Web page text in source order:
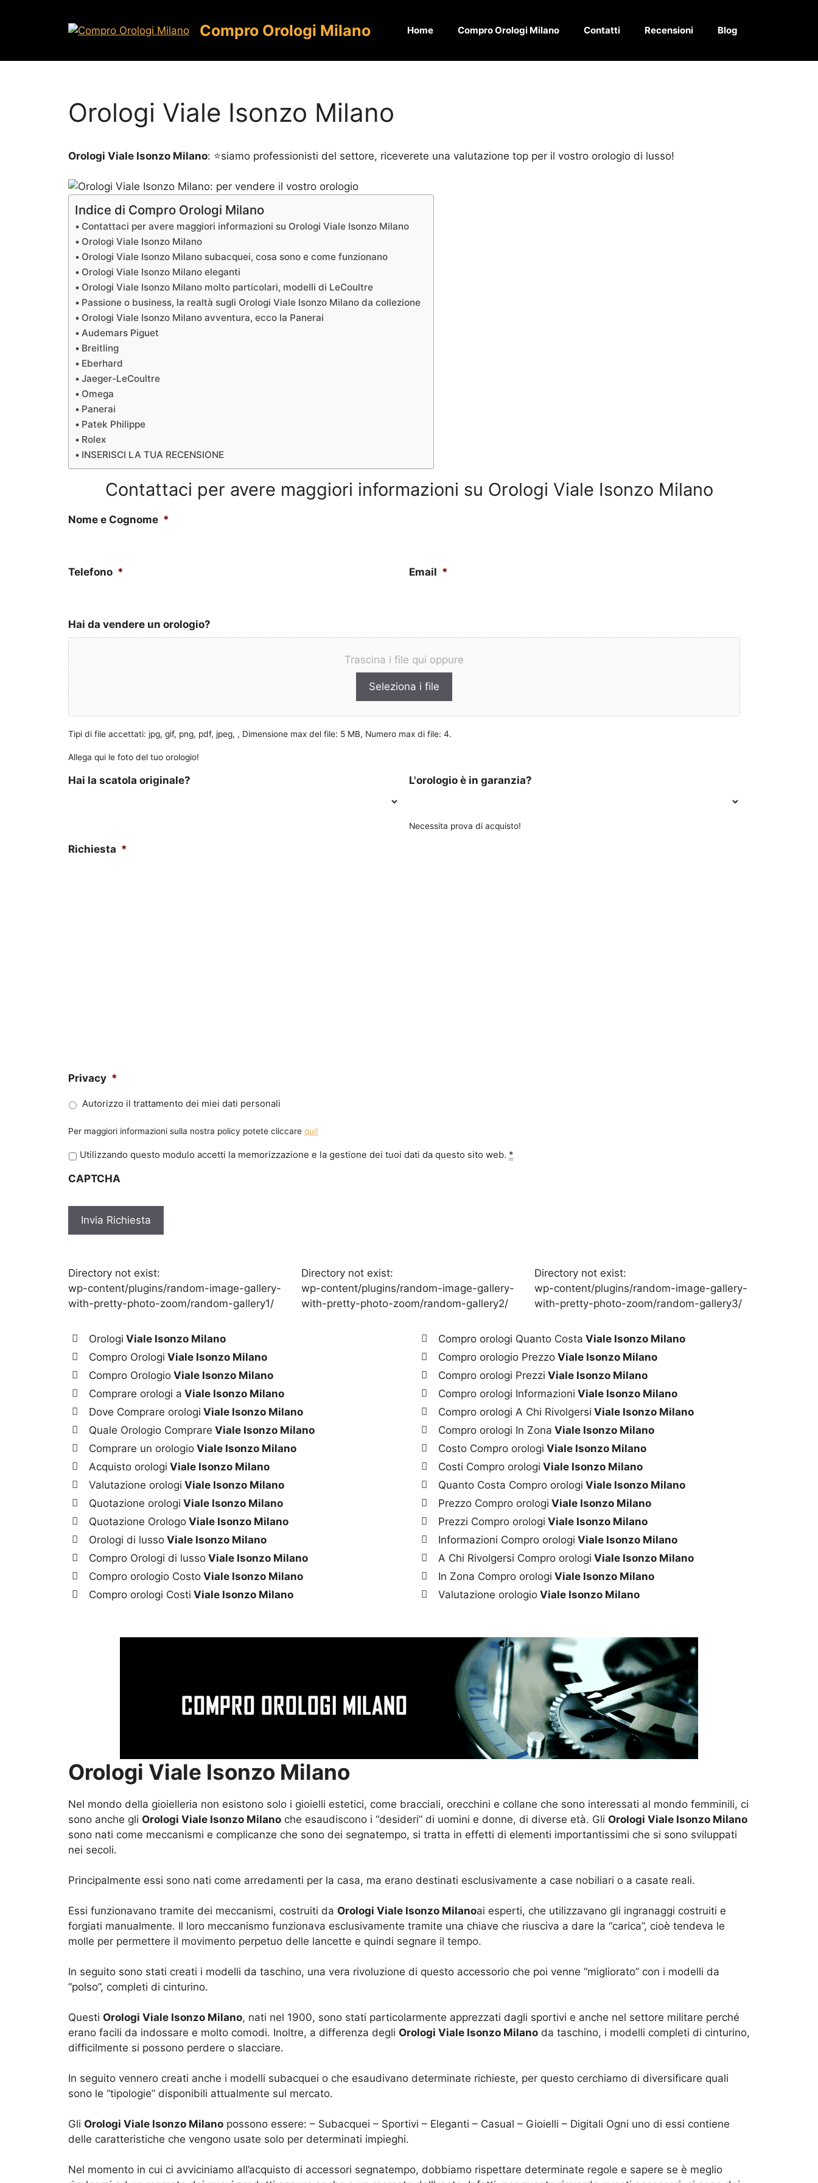
Compro Orologi Milano Home Compro Orologi Milano Contatti Recensioni Blog
Orologi Viale Isonzo Milano
Orologi Viale Isonzo Milano: ⭐siamo professionisti del settore, riceverete una valutazione top per il vostro orologio di lusso!
Indice di Compro Orologi Milano
Contattaci per avere maggiori informazioni su Orologi Viale Isonzo Milano
Orologi Viale Isonzo Milano
Orologi Viale Isonzo Milano subacquei, cosa sono e come funzionano
Orologi Viale Isonzo Milano eleganti
Orologi Viale Isonzo Milano molto particolari, modelli di LeCoultre
Passione o business, la realtà sugli Orologi Viale Isonzo Milano da collezione
Orologi Viale Isonzo Milano avventura, ecco la Panerai
Audemars Piguet
Breitling
Eberhard
Jaeger-LeCoultre
Omega
Panerai
Patek Philippe
Rolex
INSERISCI LA TUA RECENSIONE
Contattaci per avere maggiori informazioni su Orologi Viale Isonzo Milano
Nome e Cognome *
Telefono * Email *
Hai da vendere un orologio?
Trascina i file qui oppure
Seleziona i file
Tipi di file accettati: jpg, gif, png, pdf, jpeg, , Dimensione max del file: 5 MB, Numero max di file: 4.
Allega qui le foto del tuo orologio!
Hai la scatola originale? L'orologio è in garanzia?
Necessita prova di acquisto!
Richiesta *
Privacy *
Autorizzo il trattamento dei miei dati personali
Per maggiori informazioni sulla nostra policy potete cliccare qui!
P
i
a
y
Utilizzando questo modulo accetti la memorizzazione e la gestione dei tuoi dati da questo sito web. *
CAPTCHA
Directory not exist:
wp-content/plugins/random-image-gallery-
with-pretty-photo-zoom/random-gallery1/
Directory not exist:
wp-content/plugins/random-image-gallery-
with-pretty-photo-zoom/random-gallery2/
Directory not exist:
wp-content/plugins/random-image-gallery-
with-pretty-photo-zoom/random-gallery3/
Orologi Viale Isonzo Milano
Compro Orologi Viale Isonzo Milano
Compro Orologio Viale Isonzo Milano
Comprare orologi a Viale Isonzo Milano
Dove Comprare orologi Viale Isonzo Milano
Quale Orologio Comprare Viale Isonzo Milano
Comprare un orologio Viale Isonzo Milano
Acquisto orologi Viale Isonzo Milano
Valutazione orologi Viale Isonzo Milano
Quotazione orologi Viale Isonzo Milano
Quotazione Orologo Viale Isonzo Milano
Orologi di lusso Viale Isonzo Milano
Compro Orologi di lusso Viale Isonzo Milano
Compro orologio Costo Viale Isonzo Milano
Compro orologi Costi Viale Isonzo Milano
Compro orologi Quanto Costa Viale Isonzo Milano
Compro orologio Prezzo Viale Isonzo Milano
Compro orologi Prezzi Viale Isonzo Milano
Compro orologi Informazioni Viale Isonzo Milano
Compro orologi A Chi Rivolgersi Viale Isonzo Milano
Compro orologi In Zona Viale Isonzo Milano
Costo Compro orologi Viale Isonzo Milano
Costi Compro orologi Viale Isonzo Milano
Quanto Costa Compro orologi Viale Isonzo Milano
Prezzo Compro orologi Viale Isonzo Milano
Prezzi Compro orologi Viale Isonzo Milano
Informazioni Compro orologi Viale Isonzo Milano
A Chi Rivolgersi Compro orologi Viale Isonzo Milano
In Zona Compro orologi Viale Isonzo Milano
Valutazione orologio Viale Isonzo Milano
Orologi Viale Isonzo Milano
Nel mondo della gioielleria non esistono solo i gioielli estetici, come bracciali, orecchini e collane che sono interessati al mondo femminili, ci
sono anche gli Orologi Viale Isonzo Milano che esaudiscono i “desideri” di uomini e donne, di diverse età. Gli Orologi Viale Isonzo Milano
sono nati come meccanismi e complicanze che sono dei segnatempo, si tratta in effetti di elementi importantissimi che si sono sviluppati
nei secoli.
Principalmente essi sono nati come arredamenti per la casa, ma erano destinati esclusivamente a case nobiliari o a casate reali.
Essi funzionavano tramite dei meccanismi, costruiti da Orologi Viale Isonzo Milanoai esperti, che utilizzavano gli ingranaggi costruiti e
forgiati manualmente. Il loro meccanismo funzionava esclusivamente tramite una chiave che riusciva a dare la “carica”, cioè tendeva le
molle per permettere il movimento perpetuo delle lancette e quindi segnare il tempo.
In seguito sono stati creati i modelli da taschino, una vera rivoluzione di questo accessorio che poi venne “migliorato” con i modelli da
“polso”, completi di cinturino.
Questi Orologi Viale Isonzo Milano, nati nel 1900, sono stati particolarmente apprezzati dagli sportivi e anche nel settore militare perché
erano facili da indossare e molto comodi. Inoltre, a differenza degli Orologi Viale Isonzo Milano da taschino, i modelli completi di cinturino,
difficilmente si possono perdere o slacciare.
In seguito vennero creati anche i modelli subacquei o che esaudivano determinate richieste, per questo cerchiamo di diversificare quali
sono le “tipologie” disponibili attualmente sul mercato.
Gli Orologi Viale Isonzo Milano possono essere: – Subacquei – Sportivi – Eleganti – Casual – Gioielli – Digitali Ogni uno di essi contiene
delle caratteristiche che vengono usate solo per determinati impieghi.
Nel momento in cui ci avviciniamo all’acquisto di accessori segnatempo, dobbiamo rispettare determinate regole e sapere se è meglio